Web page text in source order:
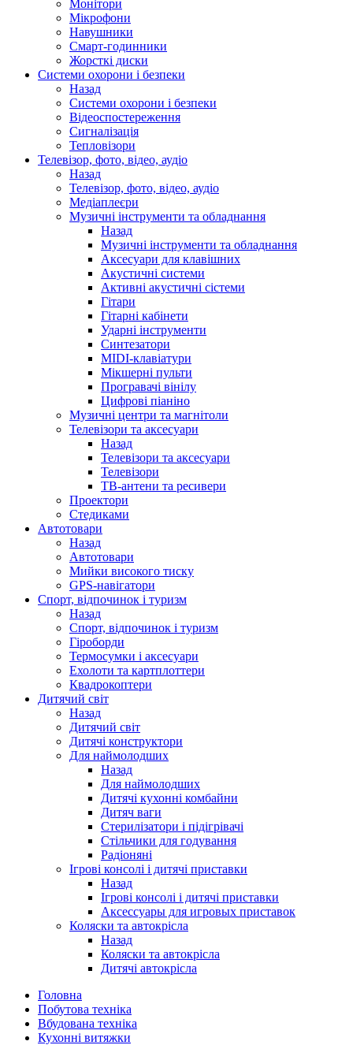
Монітори
Мікрофони
Навушники
Смарт-годинники
Жорсткі диски
Системи охорони і безпеки
Назад
Системи охорони і безпеки
Відеоспостереження
Сигналізація
Тепловізори
Телевізор, фото, відео, аудіо
Назад
Телевізор, фото, відео, аудіо
Медіаплеєри
Музичні інструменти та обладнання
Назад
Музичні інструменти та обладнання
Аксесуари для клавішних
Акустичні системи
Активні акустичні сістеми
Гітари
Гітарні кабінети
Ударні інструменти
Синтезатори
MIDI-клавіатури
Мікшерні пульти
Програвачі вінілу
Цифрові піаніно
Музичні центри та магнітоли
Телевізори та аксесуари
Назад
Телевізори та аксесуари
Телевізори
ТВ-антени та ресивери
Проектори
Стедиками
Автотовари
Назад
Автотовари
Мийки високого тиску
GPS-навігатори
Спорт, відпочинок і туризм
Назад
Спорт, відпочинок і туризм
Гіроборди
Термосумки і аксесуари
Ехолоти та картплоттери
Квадрокоптери
Дитячий світ
Назад
Дитячий світ
Дитячі конструктори
Для наймолодших
Назад
Для наймолодших
Дитячі кухонні комбайни
Дитяч ваги
Стерилізатори і підігрівачі
Стільчики для годування
Радіоняні
Ігрові консолі і дитячі приставки
Назад
Ігрові консолі і дитячі приставки
Аксессуары для игровых приставок
Коляски та автокрісла
Назад
Коляски та автокрісла
Дитячі автокрісла
Головна
Побутова техніка
Вбудована техніка
Кухонні витяжки